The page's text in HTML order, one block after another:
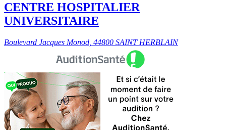
CENTRE HOSPITALIER
UNIVERSITAIRE
Boulevard Jacques Monod, 44800 SAINT HERBLAIN